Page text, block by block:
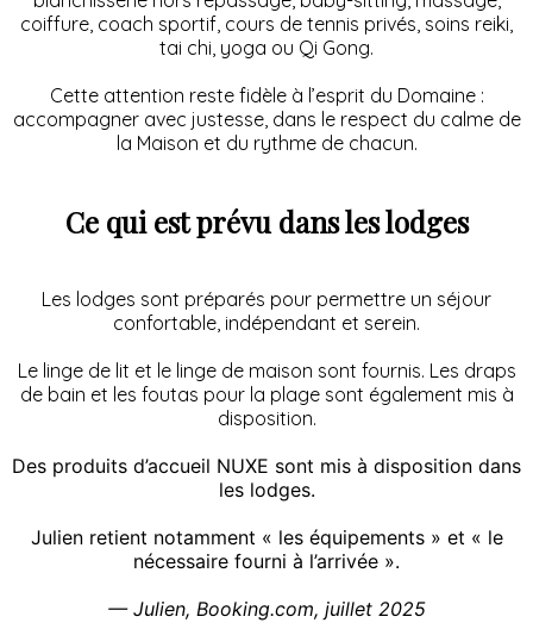
coiffure, coach sportif, cours de tennis privés, soins reiki,
tai chi, yoga ou Qi Gong.
Cette attention reste fidèle à l’esprit du Domaine :
accompagner avec justesse, dans le respect du calme de
la Maison et du rythme de chacun.
Ce qui est prévu dans les lodges
Les lodges sont préparés pour permettre un séjour
confortable, indépendant et serein.
Le linge de lit et le linge de maison sont fournis. Les draps
de bain et les foutas pour la plage sont également mis à
disposition.
Des produits d’accueil NUXE sont mis à disposition dans
les lodges.
Julien retient notamment « les équipements » et « le
nécessaire fourni à l’arrivée ».
— Julien, Booking.com, juillet 2025